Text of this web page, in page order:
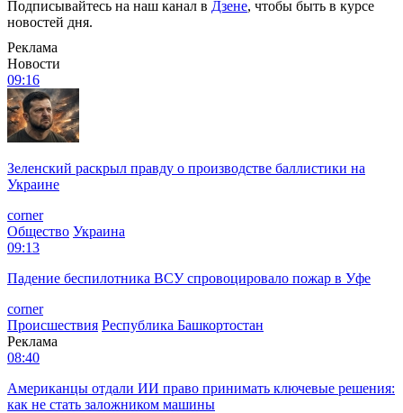
Подписывайтесь на наш канал в Дзене, чтобы быть в курсе
новостей дня.
Реклама
Новости
09:16
Зеленский раскрыл правду о производстве баллистики на
Украине
corner
Общество Украина
09:13
Падение беспилотника ВСУ спровоцировало пожар в Уфе
corner
Происшествия Республика Башкортостан
Реклама
08:40
Американцы отдали ИИ право принимать ключевые решения:
как не стать заложником машины